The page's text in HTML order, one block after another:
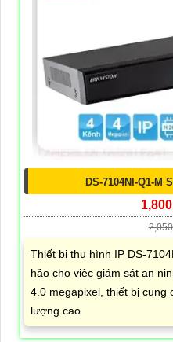
DS-7104NI-Q1-M
Thiết bị thu hình IP DS-
hảo cho việc giám sát an
4.0 megapixel, thiết bị cung
lượng cao